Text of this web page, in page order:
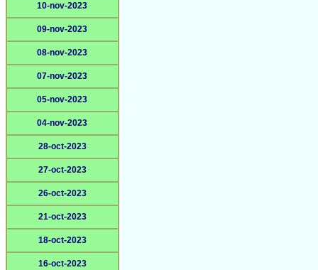
10-nov-2023
09-nov-2023
08-nov-2023
07-nov-2023
05-nov-2023
04-nov-2023
28-oct-2023
27-oct-2023
26-oct-2023
21-oct-2023
18-oct-2023
16-oct-2023